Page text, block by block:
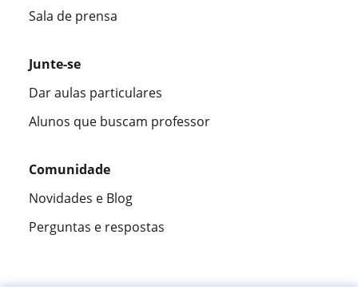
Sala de prensa
Junte-se
Dar aulas particulares
Alunos que buscam professor
Comunidade
Novidades e Blog
Perguntas e respostas